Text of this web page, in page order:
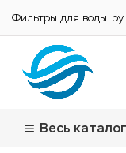
Фильтры для воды. ру
Весь каталог